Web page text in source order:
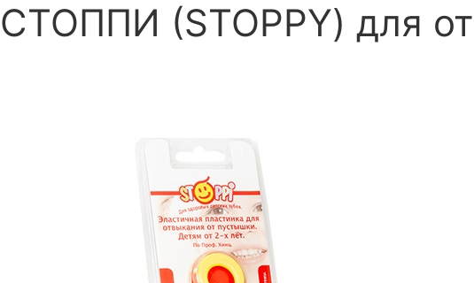
СТОППИ (STOPPY) для